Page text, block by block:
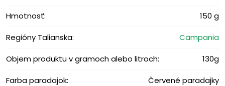
Hmotnosť: 150 g
Regióny Talianska: Campania
Objem produktu v gramoch alebo litroch: 130g
Farba paradajok: Červené paradajky